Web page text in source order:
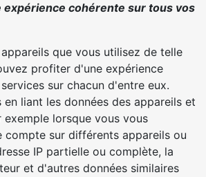
expérience cohérente sur tous vos
que vous utilisez de telle
profiter d'une expérience
sur chacun d'entre eux.
en liant les données des appareils et
exemple lorsque vous vous
compte sur différents appareils ou
IP partielle ou complète, la
et d'autres données similaires